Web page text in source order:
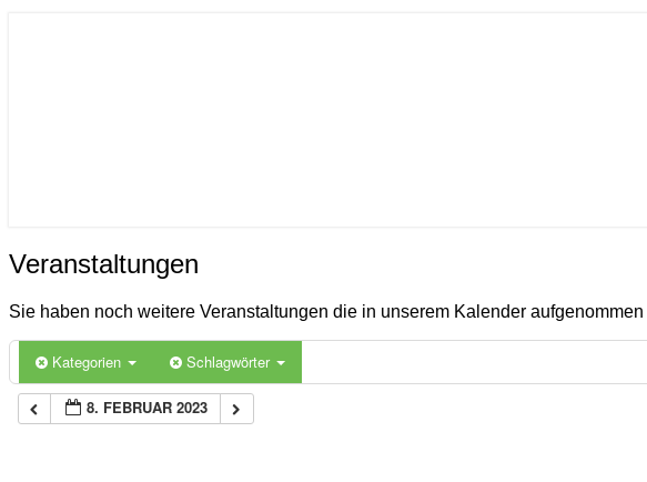
Veranstaltungen
Veranstaltungen
Sie haben noch weitere Veranstaltungen die in unserem Kalender
Kategorien Schlagwörter
8. FEBRUAR 2023